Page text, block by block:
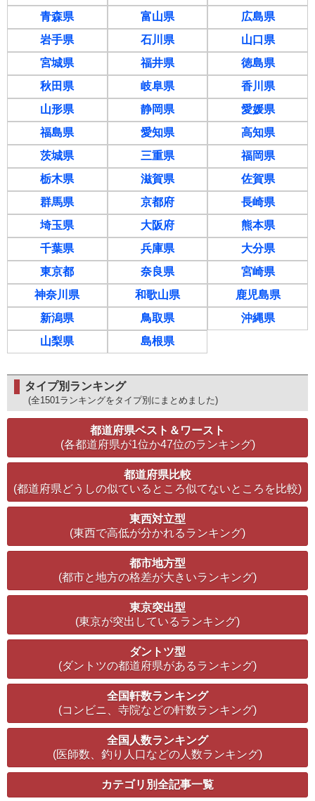
青森県
岩手県
宮城県
秋田県
山形県
福島県
茨城県
栃木県
群馬県
埼玉県
千葉県
東京都
神奈川県
新潟県
山梨県
富山県
石川県
福井県
岐阜県
静岡県
愛知県
三重県
滋賀県
京都府
大阪府
兵庫県
奈良県
和歌山県
鳥取県
島根県
広島県
山口県
徳島県
香川県
愛媛県
高知県
福岡県
佐賀県
長崎県
熊本県
大分県
宮崎県
鹿児島県
沖縄県
タイプ別ランキング
(全1501ランキングをタイプ別にまとめました)
都道府県ベスト＆ワースト
(各都道府県が1位か47位のランキング)
都道府県比較
(都道府県どうしの似ているところ似てないところを比較)
東西対立型
(東西で高低が分かれるランキング)
都市地方型
(都市と地方の格差が大きいランキング)
東京突出型
(東京が突出しているランキング)
ダントツ型
(ダントツの都道府県があるランキング)
全国軒数ランキング
(コンビニ、寺院などの軒数ランキング)
全国人数ランキング
(医師数、釣り人口などの人数ランキング)
カテゴリ別全記事一覧